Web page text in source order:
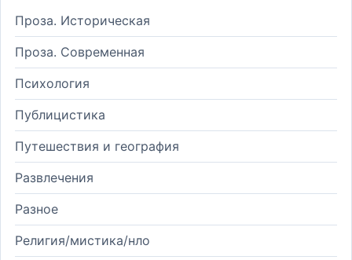
Проза. Историческая
Проза. Современная
Психология
Публицистика
Путешествия и география
Развлечения
Разное
Религия/мистика/нло